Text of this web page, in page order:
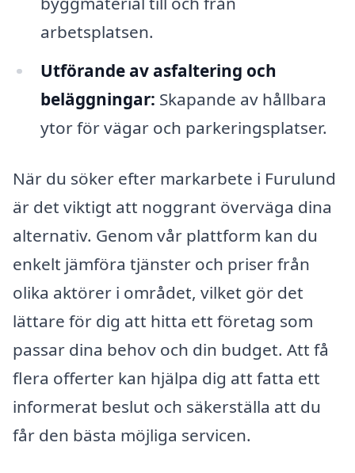
arbetsplatsen.
Utförande av asfaltering och
beläggningar: Skapande av hållbara
ytor för vägar och parkeringsplatser.
När du söker efter markarbete i Furulund
är det viktigt att noggrant överväga dina
alternativ. Genom vår plattform kan du
enkelt jämföra tjänster och priser från
olika aktörer i området, vilket gör det
lättare för dig att hitta ett företag som
passar dina behov och din budget. Att få
flera offerter kan hjälpa dig att fatta ett
informerat beslut och säkerställa att du
får den bästa möjliga servicen.